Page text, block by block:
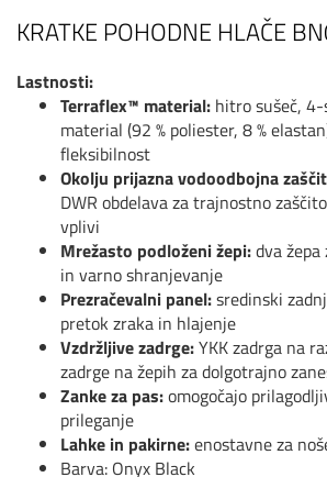
KRATKE POHODNE HLAČE
Lastnosti:
Terraflex™ material: hitro sušeč,
material (92 % poliester, 8 %
fleksibilnost
Okolju prijazna vodoodbojna
DWR obdelava za trajnostno
vplivi
Mrežasto podloženi žepi:dva žepa
in varno shranjevanje
Prezračevalni panel:sredinski
pretok zraka in hlajenje
Vzdržljive zadrge:YKK zadrga na
zadrge na žepih za dolgotrajno
Zanke za pas:omogočajo
prileganje
Lahke in pakirne:enostavne za
Barva: Onyx Black